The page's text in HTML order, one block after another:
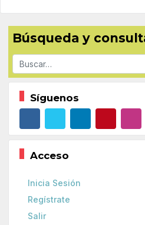
Búsqueda y
Buscar
Síguenos
Acceso
Inicia Sesión
Regístrate
Salir